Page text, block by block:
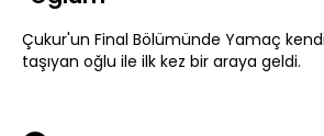
Çukur'un Final Bölümünde Yamaç
taşıyan oğlu ile ilk kez bir araya geldi.